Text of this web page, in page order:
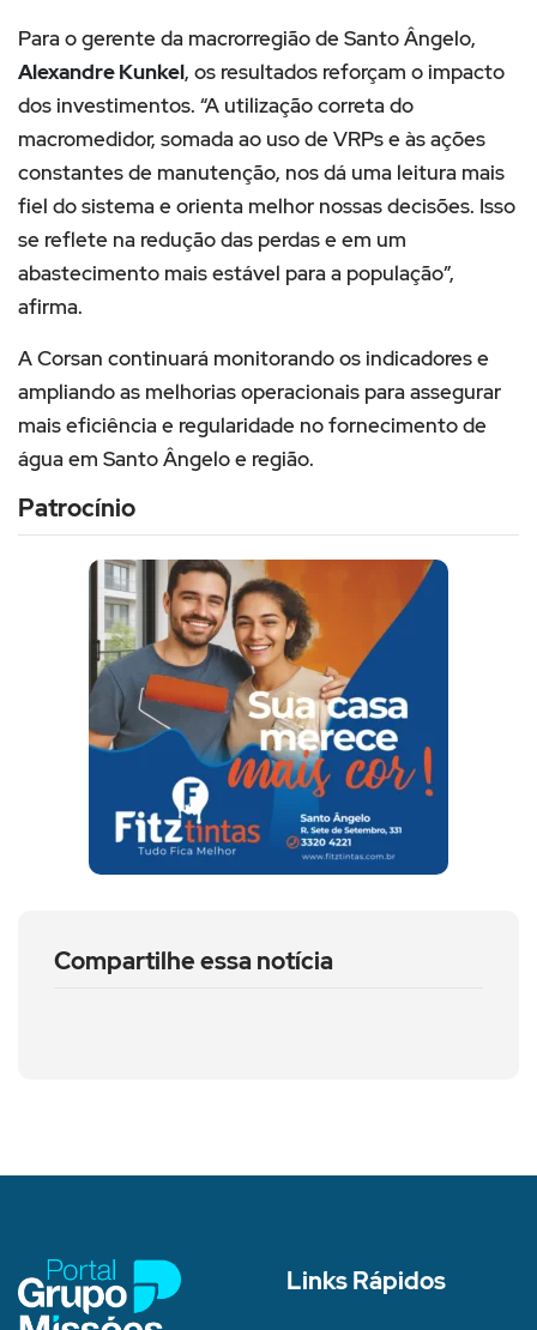
Para o gerente da macrorregião de Santo Ângelo,
Alexandre Kunkel, os resultados reforçam o impacto
dos investimentos. “A utilização correta do
macromedidor, somada ao uso de VRPs e às ações
constantes de manutenção, nos dá uma leitura mais
fiel do sistema e orienta melhor nossas decisões. Isso
se reflete na redução das perdas e em um
abastecimento mais estável para a população”,
afirma.
A Corsan continuará monitorando os indicadores e
ampliando as melhorias operacionais para assegurar
mais eficiência e regularidade no fornecimento de
água em Santo Ângelo e região.
Patrocínio
Compartilhe essa notícia
Links Rápidos